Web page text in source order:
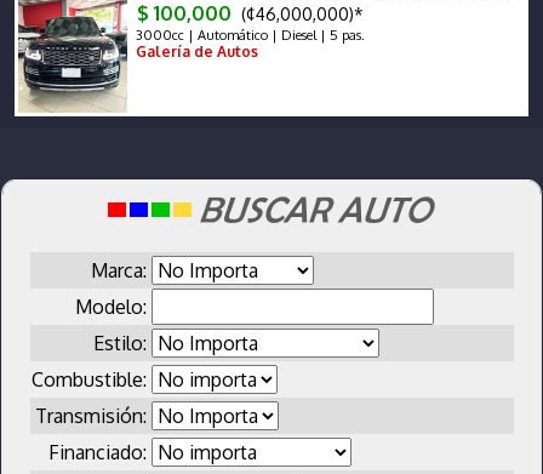
$ 100,000 (¢46,000,000)*
3000cc | Automático | Diesel | 5 pas.
Galería de Autos
Marca:
Modelo:
Estilo:
Combustible:
Transmisión:
Financiado: